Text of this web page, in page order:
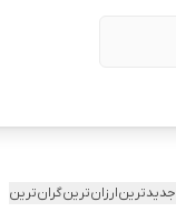
جدیدترینارزان‌ترینگران‌ترین